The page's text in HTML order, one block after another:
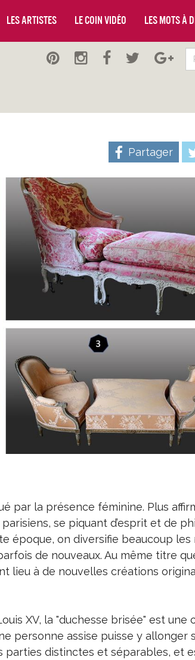
Les artistes Le coin vidéo Les mots à
Partager
par la présence féminine. Plus
se piquant d’esprit et de
époque, on diversifie beaucoup les
de nouveaux. Au même titre
lieu à de nouvelles créations
XV, la "duchesse brisée" est une
personne assise puisse y allonger
parties distinctes et séparables, et